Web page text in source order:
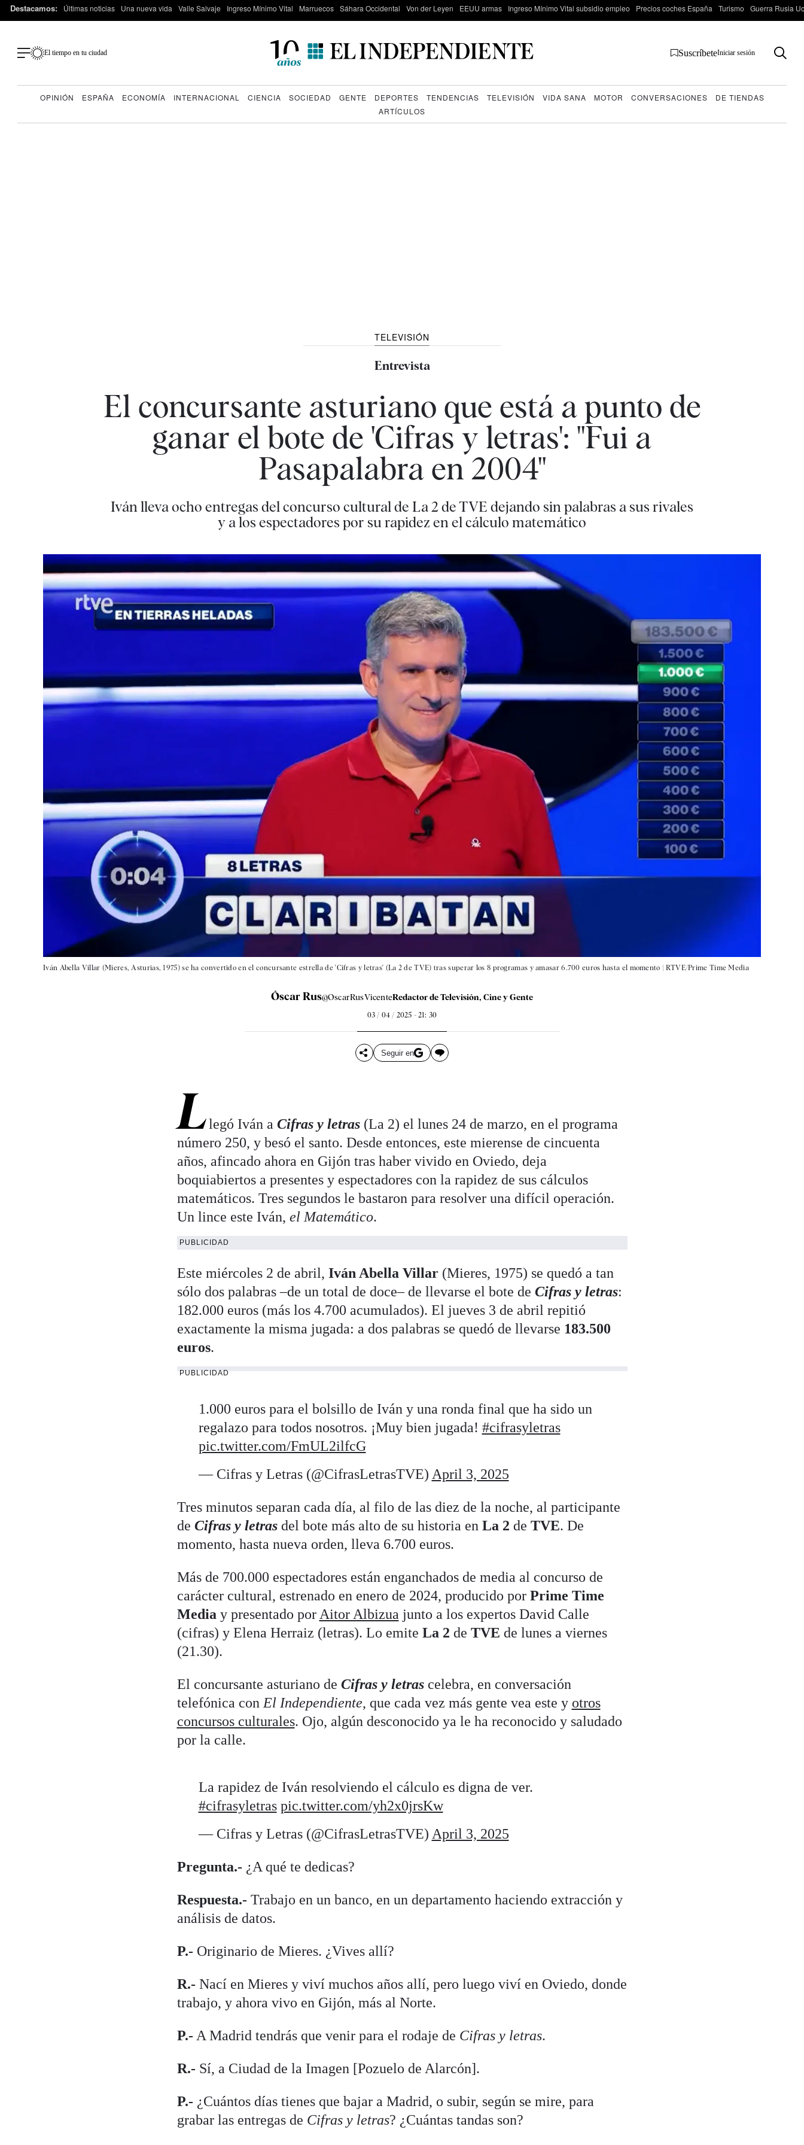
Destacamos: Últimas noticias Una nueva vida Valle Salvaje Ingreso Mínimo Vital Marruecos Sáhara Occidental Von der Leyen EEUU armas Ingreso Mínimo Vital subsidio empleo Precios coches España Turismo Guerra Rusia
El tiempo en tu ciudad SuscríbeteIniciar sesión
OPINIÓN ESPAÑA ECONOMÍA INTERNACIONAL CIENCIA SOCIEDAD GENTE DEPORTES TENDENCIAS TELEVISIÓN VIDA SANA MOTOR CONVERSACIONES
DE TIENDAS
ARTÍCULOS
TELEVISIÓN
Entrevista
El concursante asturiano que está a punto de
ganar el bote de 'Cifras y letras': "Fui a
Pasapalabra en 2004"
Iván lleva ocho entregas del concurso cultural de La 2 de TVE dejando sin palabras a sus rivales
y a los espectadores por su rapidez en el cálculo matemático
Iván Abella Villar (Mieres, Asturias, 1975) se ha convertido en el concursante estrella de 'Cifras y letras' (La 2 de TVE) tras superar los 8 programas y amasar 6.700 euros hasta el momento | RTVE/Prime Time Media
Óscar Rus Redactor de Televisión, Cine y Gente
@OscarRusVicente
03 / 04 / 2025 - 21: 30
Seguir en
Llegó Iván a Cifras y letras(La 2) el lunes 24 de marzo, en el programa
número 250, y besó el santo. Desde entonces, este mierense de cincuenta
años, afincado ahora en Gijón tras haber vivido en Oviedo, deja
boquiabiertos a presentes y espectadores con la rapidez de sus cálculos
matemáticos. Tres segundos le bastaron para resolver una difícil operación.
Un lince este Iván, el Matemático.
PUBLICIDAD
Este miércoles 2 de abril, Iván Abella Villar(Mieres, 1975) se quedó a tan
sólo dos palabras –de un total de doce– de llevarse el bote de Cifras y letras:
182.000 euros (más los 4.700 acumulados). El jueves 3 de abril repitió
exactamente la misma jugada: a dos palabras se quedó de llevarse 183.500
euros.
PUBLICIDAD
1.000 euros para el bolsillo de Iván y una ronda final que ha sido un
regalazo para todos nosotros. ¡Muy bien jugada! #cifrasyletras
pic.twitter.com/FmUL2ilfcG
— Cifras y Letras (@CifrasLetrasTVE) April 3, 2025
Tres minutos separan cada día, al filo de las diez de la noche, al participante
de Cifras y letrasdel bote más alto de su historia en La 2 de TVE. De
momento, hasta nueva orden, lleva 6.700 euros.
Más de 700.000 espectadores están enganchados de media al concurso de
carácter cultural, estrenado en enero de 2024, producido por Prime Time
Mediay presentado porAitor Albizuajunto a los expertos David Calle
(cifras) y Elena Herraiz (letras). Lo emite La 2 de TVE de lunes a viernes
(21.30).
El concursante asturiano de Cifras y letrascelebra, en conversación
telefónica conEl Independiente, que cada vez más gente vea este y otros
concursos culturales. Ojo, algún desconocido ya le ha reconocido y saludado
por la calle.
La rapidez de Iván resolviendo el cálculo es digna de ver.
#cifrasyletras pic.twitter.com/yh2x0jrsKw
— Cifras y Letras (@CifrasLetrasTVE) April 3, 2025
Pregunta.- ¿A qué te dedicas?
Respuesta.-Trabajo en un banco, en un departamento haciendo extracción y
análisis de datos.
P.-Originario de Mieres. ¿Vives allí?
R.-Nací en Mieres y viví muchos años allí, pero luego viví en Oviedo, donde
trabajo, y ahora vivo en Gijón, más al Norte.
P.-A Madrid tendrás que venir para el rodaje de Cifras y letras.
R.-Sí, a Ciudad de la Imagen [Pozuelo de Alarcón].
P.-¿Cuántos días tienes que bajar a Madrid, o subir, según se mire, para
grabar las entregas de Cifras y letras? ¿Cuántas tandas son?